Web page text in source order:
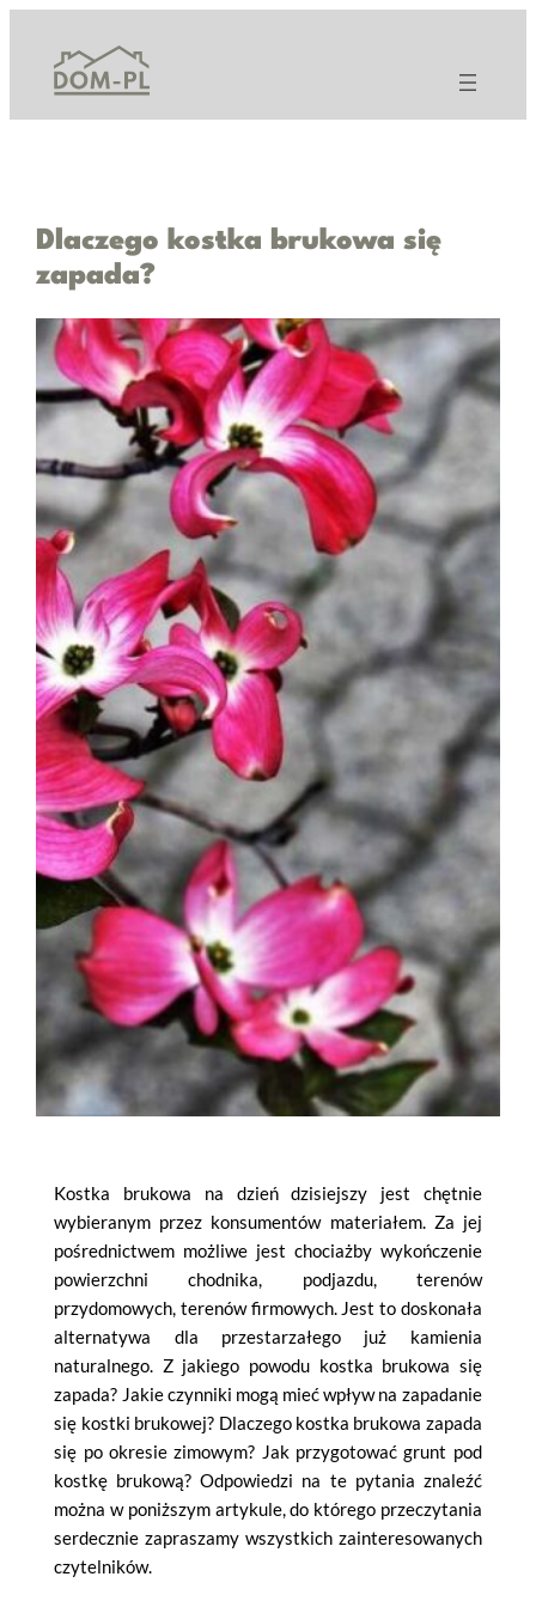
treści
Dlaczego kostka brukowa się
zapada?
Kostka brukowa na dzień dzisiejszy jest chętnie
wybieranym przez konsumentów materiałem. Za jej
pośrednictwem możliwe jest chociażby wykończenie
powierzchni chodnika, podjazdu, terenów
przydomowych, terenów firmowych. Jest to doskonała
alternatywa dla przestarzałego już kamienia
naturalnego. Z jakiego powodu kostka brukowa się
zapada? Jakie czynniki mogą mieć wpływ na zapadanie
się kostki brukowej? Dlaczego kostka brukowa zapada
się po okresie zimowym? Jak przygotować grunt pod
kostkę brukową? Odpowiedzi na te pytania znaleźć
można w poniższym artykule, do którego przeczytania
serdecznie zapraszamy wszystkich zainteresowanych
czytelników.